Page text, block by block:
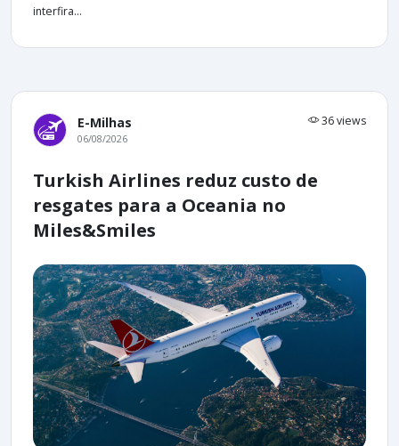
interfira...
E-Milhas 36 views
06/08/2026
Turkish Airlines reduz custo de
resgates para a Oceania no
Miles&Smiles